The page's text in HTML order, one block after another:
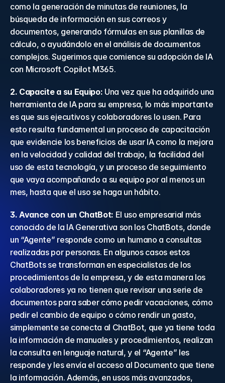
como la generación de minutas de reuniones, la
búsqueda de información en sus correos y
documentos, generando fórmulas en sus planillas de
cálculo, o ayudándolo en el análisis de documentos
complejos. Sugerimos que comience su adopción de IA
con Microsoft Copilot M365.
2. Capacite a su Equipo: Una vez que ha adquirido una
herramienta de IA para su empresa, lo más importante
es que sus ejecutivos y colaboradores lo usen. Para
esto resulta fundamental un proceso de capacitación
que evidencie los beneficios de usar IA como la mejora
en la velocidad y calidad del trabajo, la facilidad del
uso de esta tecnología, y un proceso de seguimiento
que vaya acompañando a su equipo por al menos un
mes, hasta que el uso se haga un hábito.
3. Avance con un ChatBot: El uso empresarial más
conocido de la IA Generativa son los ChatBots, donde
un “Agente” responde como un humano a consultas
realizadas por personas. En algunos casos estos
ChatBots se transforman en especialistas de los
procedimientos de la empresa, y de esta manera los
colaboradores ya no tienen que revisar una serie de
documentos para saber cómo pedir vacaciones, cómo
pedir el cambio de equipo o cómo rendir un gasto,
simplemente se conecta al ChatBot, que ya tiene toda
la información de manuales y procedimientos, realizan
la consulta en lenguaje natural, y el “Agente” les
responde y les envía el acceso al Documento que tiene
la información. Además, en usos más avanzados,